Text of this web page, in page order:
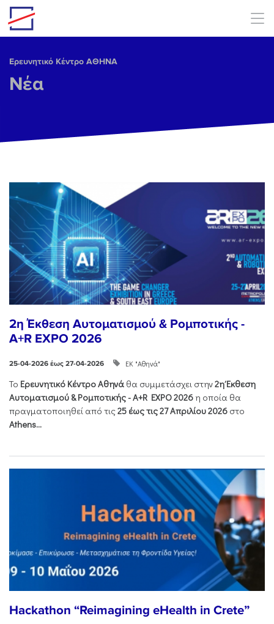
Skip to main content
Ερευνητικό Κέντρο ΑΘΗΝΑ
Νέα
2η Έκθεση Αυτοματισμού & Ρομποτικής -
A+R EXPO 2026
25-04-2026 έως 27-04-2026 ΕΚ "Αθηνά"
Το Ερευνητικό Κέντρο Αθηνά θα συμμετάσχει στην2η Έκθεση
Αυτοματισμού & Ρομποτικής - Α+R EXPO 2026 η οποία θα
πραγματοποιηθεί από τις25 έως τις 27 Απριλίου 2026 στο
Athens...
Hackathon “Reimagining eHealth in Crete”